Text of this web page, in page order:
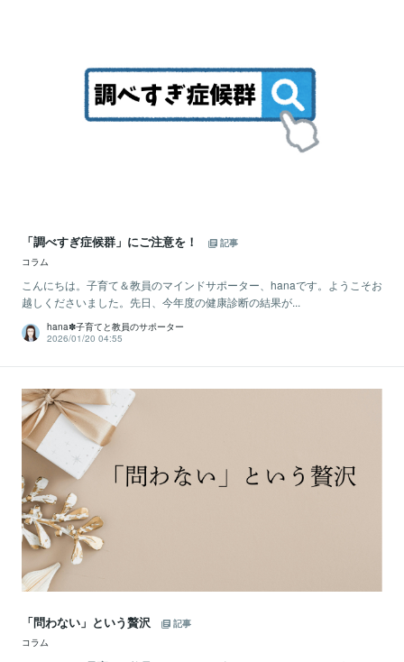
「調べすぎ症候群」にご注意を！
記事
コラム
こんにちは。子育て＆教員のマインドサポーター、hanaです。ようこそお
越しくださいました。先日、今年度の健康診断の結果が...
hana✽子育てと教員のサポーター
2026/01/20 04:55
「問わない」という贅沢
記事
コラム